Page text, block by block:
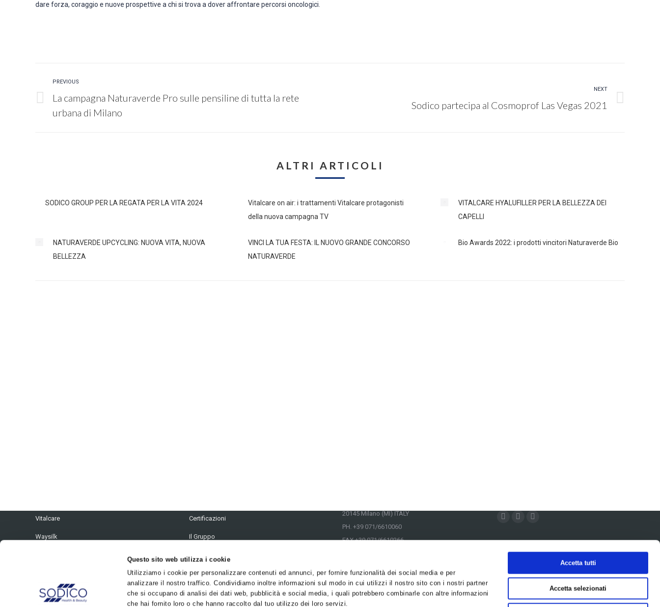
Questo sito web utilizza i cookie
Utilizziamo i cookie per personalizzare contenuti ed annunci, per fornire funzionalità dei social media e per
analizzare il nostro traffico. Condividiamo inoltre informazioni sul modo in cui utilizzi il nostro sito con i nostri partner
che si occupano di analisi dei dati web, pubblicità e social media, i quali potrebbero combinarle con altre informazioni
che hai fornito loro o che hanno raccolto dal tuo utilizzo dei loro servizi.
Accetta tutti
Accetta selezionati
dare forza, coraggio e nuove prospettive a chi si trova a dover affrontare percorsi oncologici.
POST
NAVIGATION
PREVIOUS
Previous
post:
La campagna Naturaverde Pro sulle pensiline di tutta la rete
urbana di Milano
NEXT
Sodico partecipa al Cosmoprof Las Vegas 2021
ALTRI ARTICOLI
SODICO GROUP PER LA REGATA PER LA VITA 2024
Vitalcare on air: i trattamenti Vitalcare protagonisti
della nuova campagna TV
VITALCARE HYALUFILLER PER LA BELLEZZA DEI
CAPELLI
NATURAVERDE UPCYCLING: NUOVA VITA, NUOVA
BELLEZZA
VINCI LA TUA FESTA: IL NUOVO GRANDE CONCORSO
NATURAVERDE
Bio Awards 2022: i prodotti vincitori Naturaverde Bio
Vitalcare
Waysilk
Certificazioni
Il Gruppo
News
Lavora Con Noi
Area di Gestione dei Cookie e dei Consensi
20145 Milano (MI) ITALY
PH. +39 071/6610060
FAX +39 071/6610266